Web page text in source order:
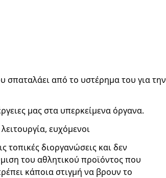
από το υστέρημα του για την
μας στα υπερκείμενα όργανα.
ευχόμενοι
τοπικές διοργανώσεις και δεν
του αθλητικού προϊόντος που
κάποια στιγμή να βρουν το